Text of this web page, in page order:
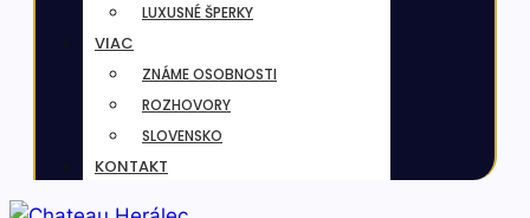
LUXUSNÉ ŠPERKY
VIAC
ZNÁME OSOBNOSTI
ROZHOVORY
SLOVENSKO
KONTAKT